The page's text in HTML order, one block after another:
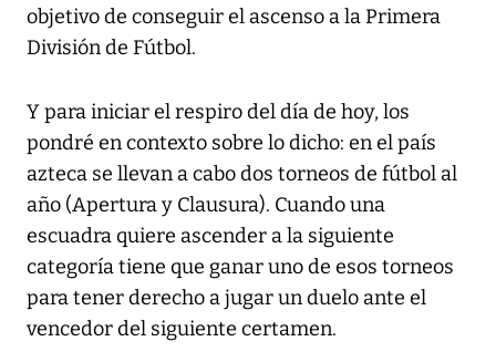
objetivo de conseguir el ascenso a la Primera
División de Fútbol.
Y para iniciar el respiro del día de hoy, los
pondré en contexto sobre lo dicho: en el país
azteca se llevan a cabo dos torneos de fútbol al
año (Apertura y Clausura). Cuando una
escuadra quiere ascender a la siguiente
categoría tiene que ganar uno de esos torneos
para tener derecho a jugar un duelo ante el
vencedor del siguiente certamen.